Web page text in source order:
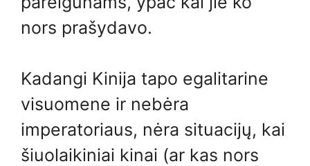
nors prašydavo.
Kadangi Kinija tapo egalitarine
visuomene ir nebėra
imperatoriaus, nėra situacijų, kai
šiuolaikiniai kinai (ar kas nors